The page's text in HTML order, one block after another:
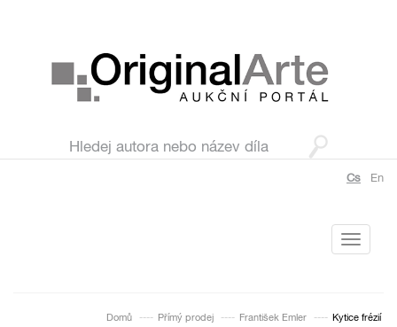
Cs En
Toggle
Domů Přímý prodej František Emler Kytice frézií